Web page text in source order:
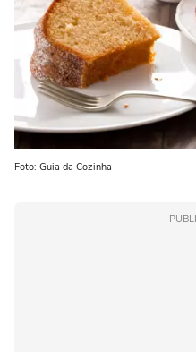
Foto: Guia da Cozinha